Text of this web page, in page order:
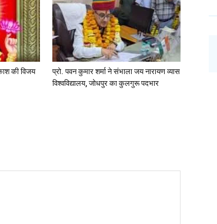
की विजय
प्रो. पवन कुमार शर्मा ने संभाला जय नारायण व्यास
विश्वविद्यालय, जोधपुर का कुलगुरू पदभार